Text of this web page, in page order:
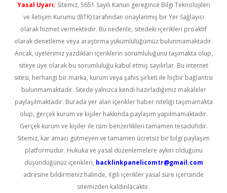
Yasal Uyarı: Sitemiz, 5651 Sayılı Kanun gereğince Bilgi Teknolojileri
ve İletişim Kurumu (BTK) tarafından onaylanmış bir Yer Sağlayıcı
olarak hizmet vermektedir. Bu nedenle, sitedeki içerikleri proaktif
olarak denetleme veya araştırma yükümlülüğümüz bulunmamaktadır.
Ancak, üyelerimiz yazdıkları içeriklerin sorumluluğunu taşımakta olup,
siteye üye olarak bu sorumluluğu kabul etmiş sayılırlar. Bu internet
sitesi, herhangi bir marka, kurum veya şahıs şirketi ile hiçbir bağlantısı
bulunmamaktadır. Sitede yalnızca kendi hazırladığımız makaleler
paylaşılmaktadır. Burada yer alan içerikler haber niteliği taşımamakta
olup, gerçek kurum ve kişiler hakkında paylaşım yapılmamaktadır.
Gerçek kurum ve kişiler ile isim benzerlikleri tamamen tesadüfidir.
Sitemiz, kar amacı gütmeyen ve tamamen ücretsiz bir bilgi paylaşım
platformudur. Hukuka ve yasal düzenlemelere aykırı olduğunu
düşündüğünüz içerikleri, backlinkpanelicomtr@gmail.com
adresine bildirmeniz halinde, ilgili içerikler yasal süre içerisinde
sitemizden kaldırılacaktır.